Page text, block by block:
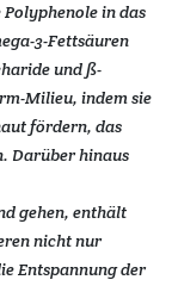
in das
3-Fettsäuren
und ß-
Milieu, indem sie
fördern, das
Darüber hinaus
gehen, enthält
nicht nur
Entspannung der